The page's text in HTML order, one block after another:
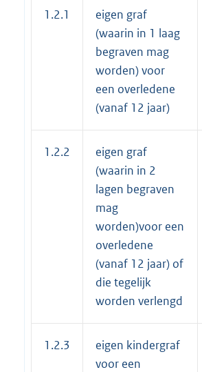
1.2.1
eigen graf
(waarin in 1 laag
begraven mag
worden) voor
een overledene
(vanaf 12 jaar)
1.2.2
eigen graf
(waarin in 2
lagen begraven
mag
worden)voor een
overledene
(vanaf 12 jaar) of
die tegelijk
worden verlengd
1.2.3
eigen kindergraf
voor een